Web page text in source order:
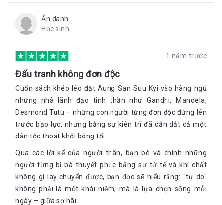
Ẩn danh
Học sinh
1 năm trước
Đấu tranh không đơn độc
Cuốn sách khéo léo đặt Aung San Suu Kyi vào hàng ngũ
những nhà lãnh đạo tinh thần như Gandhi, Mandela,
Desmond Tutu – những con người từng đơn độc đứng lên
trước bạo lực, nhưng bằng sự kiên trì đã dẫn dắt cả một
dân tộc thoát khỏi bóng tối.
Qua các lời kể của người thân, bạn bè và chính những
người từng bị bà thuyết phục bằng sự tử tế và khí chất
không gì lay chuyển được, bạn đọc sẽ hiểu rằng: "tự do"
không phải là một khái niệm, mà là lựa chọn sống mỗi
ngày – giữa sợ hãi.